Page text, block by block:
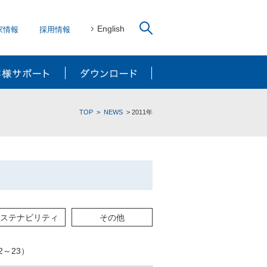
情報 採用情報 English
TOP NEWS 2011年
テナビリティ その他
23）